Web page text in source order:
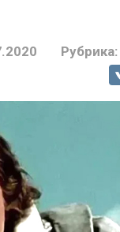
Рубрика: